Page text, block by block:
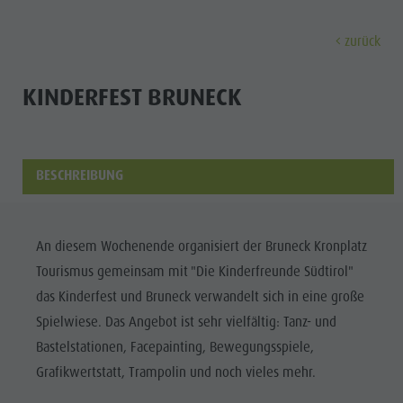
MUSEEN
Alle Events
Wellness
Familie &
Kinder
Info A-Z
Sehenswürdigkeiten
Orte & Umgebung
Highlight Events
Alle Events
Wellness
Familie & Kinder
Info A-Z
Wandern
Themenwege
Golf
Klettern
Paragleiten
Ballonfahren
Rafting & Canyoning
Angebote
Mobilität vor Ort
Anreise
Webcams
Wetter
Kontakt
Newsletter
Shopping
Stadtführungen
Highlight Events
Must-sees
Trainingslager
zurück
KINDERFEST BRUNECK
BESCHREIBUNG
An diesem Wochenende organisiert der Bruneck Kronplatz
Tourismus gemeinsam mit "Die Kinderfreunde Südtirol"
das Kinderfest und Bruneck verwandelt sich in eine große
Spielwiese. Das Angebot ist sehr vielfältig: Tanz- und
Bastelstationen, Facepainting, Bewegungsspiele,
Grafikwertstatt, Trampolin und noch vieles mehr.